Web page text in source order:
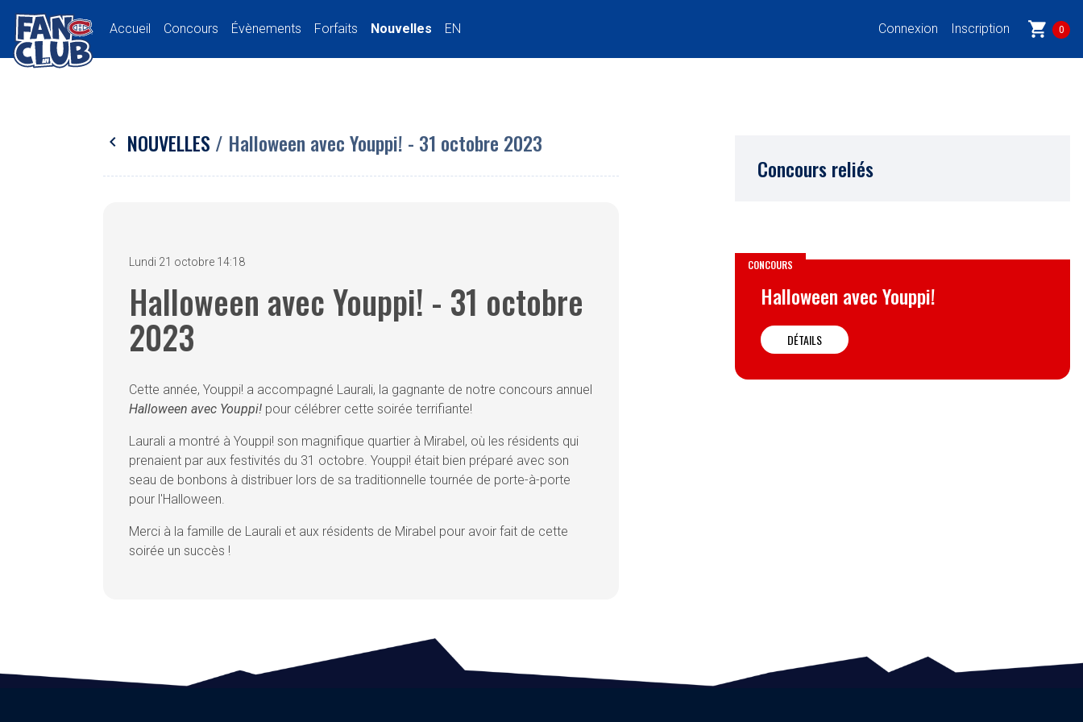
Accueil Concours Évènements Forfaits Nouvelles EN Connexion Inscription shopping_cart 0
chevron_left NOUVELLES / Halloween avec Youppi! - 31 octobre 2023
Lundi 21 octobre 14:18
Halloween avec Youppi! - 31 octobre
2023
Cette année, Youppi! a accompagné Laurali, la gagnante de notre concours annuel
Halloween avec Youppi! pour célébrer cette soirée terrifiante!
Laurali a montré à Youppi! son magnifique quartier à Mirabel, où les résidents qui
prenaient par aux festivités du 31 octobre. Youppi! était bien préparé avec son
seau de bonbons à distribuer lors de sa traditionnelle tournée de porte-à-porte
pour l'Halloween.
Merci à la famille de Laurali et aux résidents de Mirabel pour avoir fait de cette
soirée un succès !
Concours reliés
CONCOURS
Halloween avec Youppi!
DÉTAILS